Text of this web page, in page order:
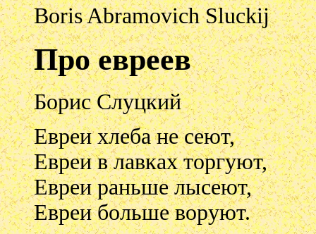
Boris Abramovich Sluckij
Про евреев
Борис Слуцкий
Евреи хлеба не сеют,
Евреи в лавках торгуют,
Евреи раньше лысеют,
Евреи больше воруют.